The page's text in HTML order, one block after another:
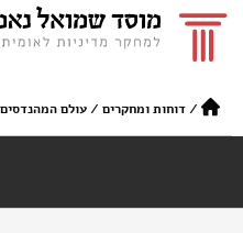
/דוחות ומחקרים /עולם